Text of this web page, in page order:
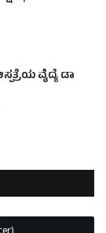
ವೈದ್ಯೆ ಡಾ